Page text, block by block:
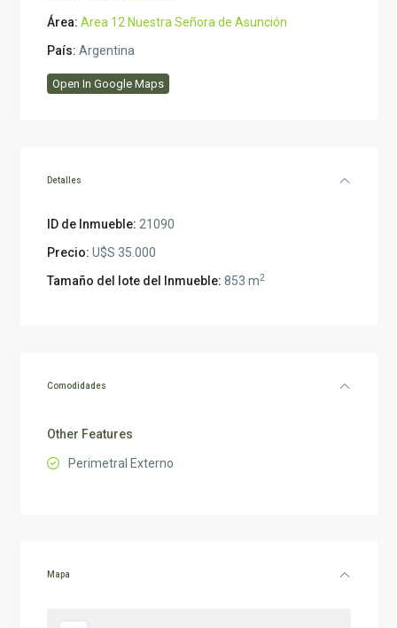
Área: Area 12 Nuestra Señora de Asunción
País: Argentina
Open In Google Maps
Detalles
ID de Inmueble: 21090
Precio: U$S 35.000
Tamaño del lote del Inmueble: 853 m2
Comodidades
Other Features
Perimetral Externo
Mapa